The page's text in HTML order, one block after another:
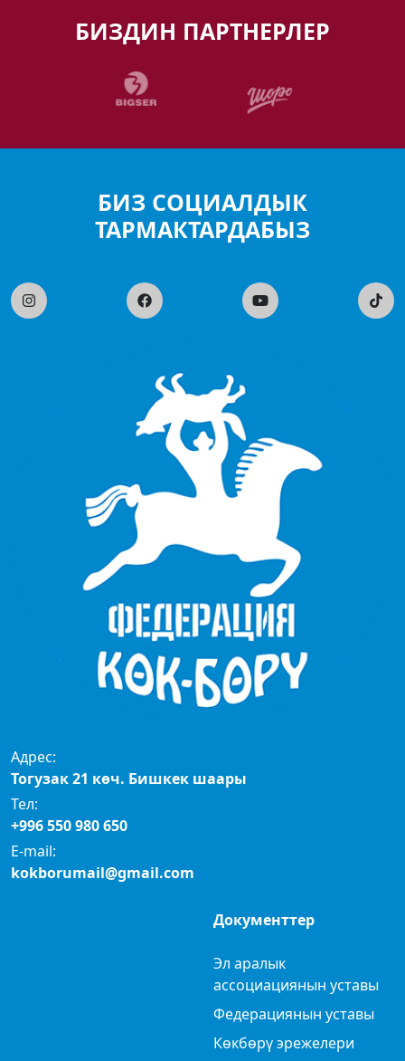
БИЗДИН ПАРТНЕРЛЕР
БИЗ СОЦИАЛДЫК
ТАРМАКТАРДАБЫЗ
Адрес:
Тогузак 21 көч. Бишкек шаары
Тел:
+996 550 980 650
E-mail:
kokborumail@gmail.com
Документтер
Эл аралык
ассоциациянын уставы
Федерациянын уставы
Көкбөрү эрежелери